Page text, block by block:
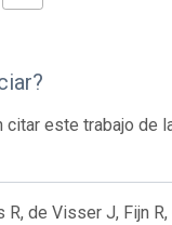
citar este trabajo de
R, de Visser J, Fijn R,